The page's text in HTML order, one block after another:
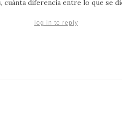
cuánta diferencia entre lo que se
log in to reply